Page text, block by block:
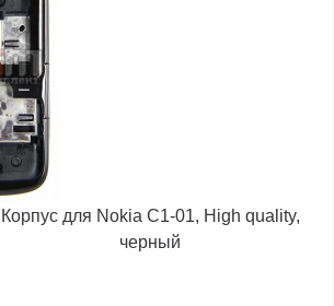
Корпус для Nokia C1-01, High quality,
черный